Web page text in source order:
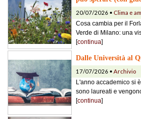
20/07/2026 • Clima e
Cosa cambia per il
Verde di Milano: una
[continua]
Dalle Università al
17/07/2026 • Archivio
L'anno accademico si
sono laureati e
[continua]